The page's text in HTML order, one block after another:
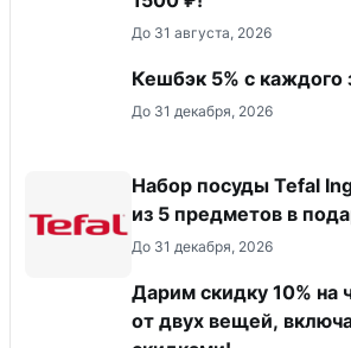
До 31 августа, 2026
Кешбэк 5% с каждого
До 31 декабря, 2026
Набор посуды Tefal
из 5 предметов в
До 31 декабря, 2026
Дарим скидку 10% на
от двух вещей,